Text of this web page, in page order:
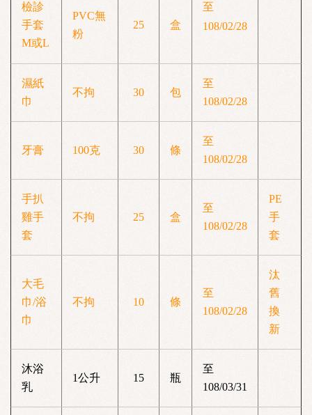
檢診
手套
M或L
PVC無
粉
25 盒
至
108/02/28
濕紙
巾
不拘 30 包
至
108/02/28
牙膏 100克 30 條
至
108/02/28
手扒
雞手
套
不拘 25 盒
至
108/02/28
PE
手
套
大毛
巾/浴
巾
不拘 10 條
至
108/02/28
汰
舊
換
新
沐浴
乳
1公升 15 瓶
至
108/03/31